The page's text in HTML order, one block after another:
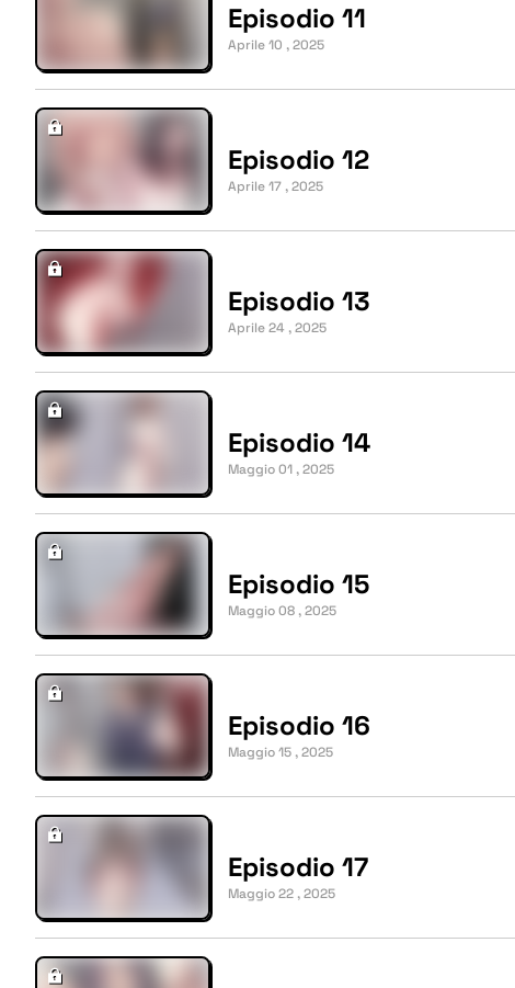
Episodio 11
Aprile 10 , 2025
Episodio 12
Aprile 17 , 2025
Episodio 13
Aprile 24 , 2025
Episodio 14
Maggio 01 , 2025
Episodio 15
Maggio 08 , 2025
Episodio 16
Maggio 15 , 2025
Episodio 17
Maggio 22 , 2025